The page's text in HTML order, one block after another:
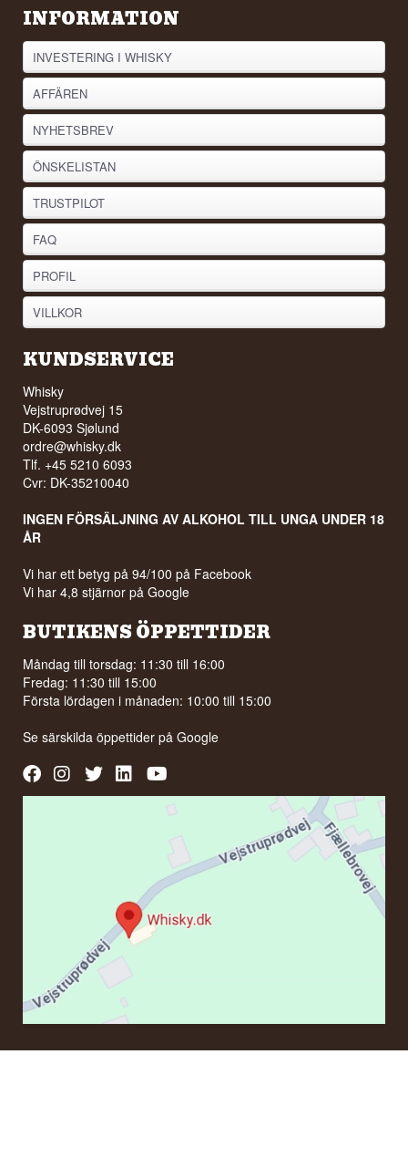
INFORMATION
INVESTERING I WHISKY
AFFÄREN
NYHETSBREV
ÖNSKELISTAN
TRUSTPILOT
FAQ
PROFIL
VILLKOR
KUNDSERVICE
Whisky
Vejstruprødvej 15
DK-6093 Sjølund
ordre@whisky.dk
Tlf. +45 5210 6093
Cvr: DK-35210040
INGEN FÖRSÄLJNING AV ALKOHOL TILL UNGA UNDER 18
ÅR
Vi har ett betyg på 94/100 på Facebook
Vi har 4,8 stjärnor på Google
BUTIKENS ÖPPETTIDER
Måndag till torsdag: 11:30 till 16:00
Fredag: 11:30 till 15:00
Första lördagen i månaden: 10:00 till 15:00
Se särskilda öppettider påGoogle
KONTAKT